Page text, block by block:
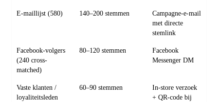
E-maillijst (580) 140–200 stemmen
Campagne-e-mail
met directe
stemlink
Facebook-volgers
(240 cross-
matched)
80–120 stemmen
Facebook
Messenger DM
Vaste klanten /
loyaliteitsleden
60–90 stemmen
In-store verzoek
+ QR-code bij